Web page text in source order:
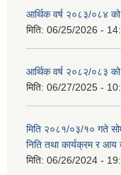
आर्थिक वर्ष २०८३/०८४
मिति: 06/25/2026 -
आर्थिक वर्ष २०८२/०८३
मिति: 06/27/2025 -
मिति २०८१/०३/१० गते
निति तथा कार्यक्रम र
मिति: 06/26/2024 -